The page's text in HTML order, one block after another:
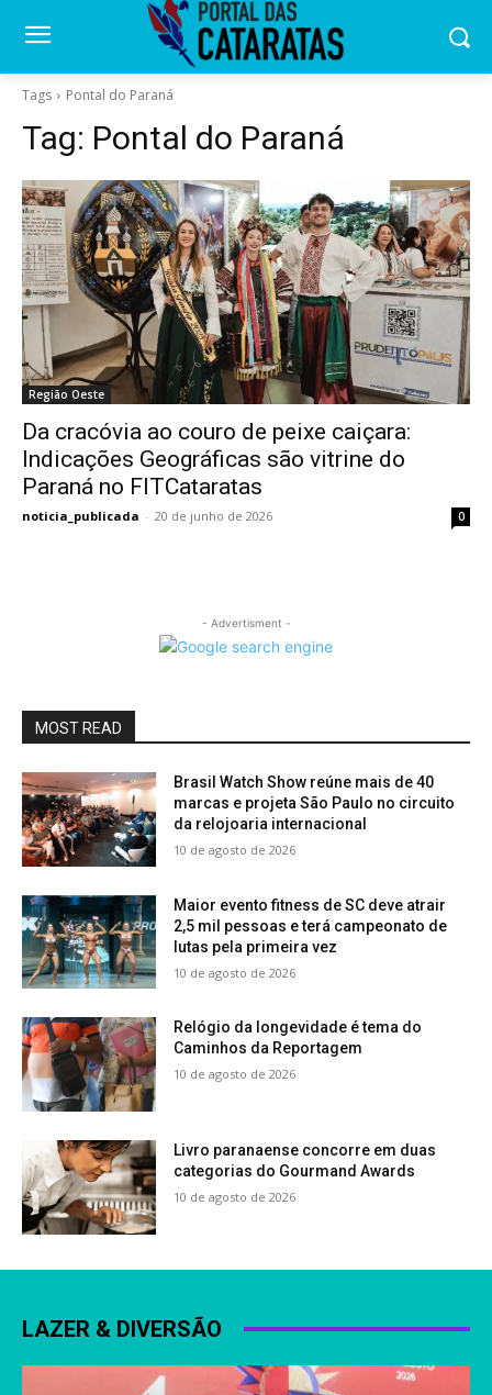
Tags Pontal do Paraná
Tag: Pontal do Paraná
Região Oeste
Da cracóvia ao couro de peixe caiçara:
Indicações Geográficas são vitrine do
Paraná no FITCataratas
noticia_publicada - 20 de junho de 2026 0
- Advertisment -
MOST READ
Brasil Watch Show reúne mais de 40
marcas e projeta São Paulo no circuito
da relojoaria internacional
10 de agosto de 2026
Maior evento fitness de SC deve atrair
2,5 mil pessoas e terá campeonato de
lutas pela primeira vez
10 de agosto de 2026
Relógio da longevidade é tema do
Caminhos da Reportagem
10 de agosto de 2026
Livro paranaense concorre em duas
categorias do Gourmand Awards
10 de agosto de 2026
LAZER & DIVERSÃO